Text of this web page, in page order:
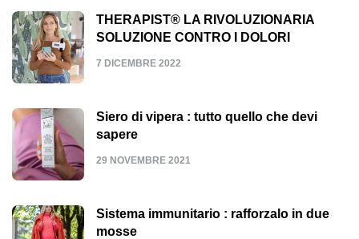
THERAPIST® LA RIVOLUZIONARIA
SOLUZIONE CONTRO I DOLORI
7 DICEMBRE 2022
Siero di vipera : tutto quello che devi
sapere
29 NOVEMBRE 2021
Sistema immunitario : rafforzalo in due
mosse